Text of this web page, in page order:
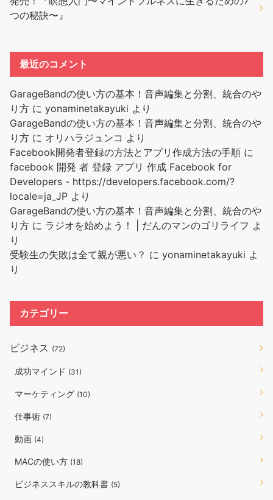
つの秘訣〜』
最近のコメント
GarageBandの使い方の基本！音声編集と分割、統合のや
り方 に yonaminetakayuki より
GarageBandの使い方の基本！音声編集と分割、統合のや
り方 に オリハラジュンコ より
Facebook開発者登録の方法とアプリ作成方法の手順 に
facebook 開発 者 登録 アプリ 作成 Facebook for
Developers - https://developers.facebook.com/?
locale=ja_JP より
GarageBandの使い方の基本！音声編集と分割、統合のや
り方 に ラジオを始めよう！ | だんのマンのゴリライフ よ
り
受験生の失敗は全て親が悪い？ に yonaminetakayuki よ
り
カテゴリー
ビジネス (72)
成功マインド (31)
マーケティング (10)
仕事術 (7)
動画 (4)
MACの使い方 (18)
ビジネススキルの教科書 (5)